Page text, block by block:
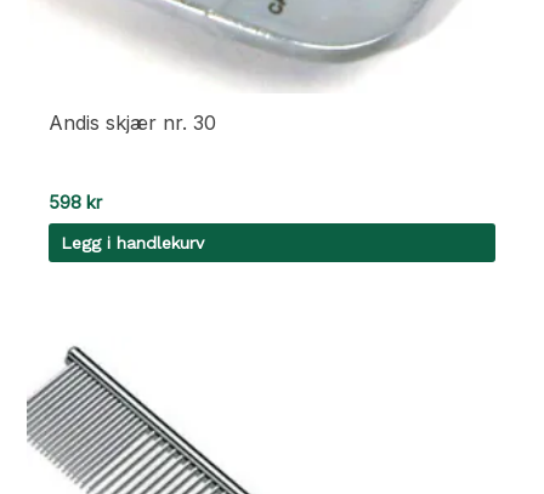
Andis skjær nr. 30
598 kr
Legg i handlekurv